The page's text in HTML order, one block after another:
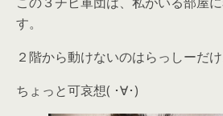
す。
２階から動けないのはらっしーだけ
ちょっと可哀想( ･∀･)